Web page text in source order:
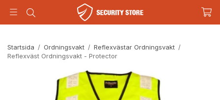
Startsida / Ordningsvakt / Reflexvästar Ordningsvakt /
Reflexväst Ordningsvakt - Protector